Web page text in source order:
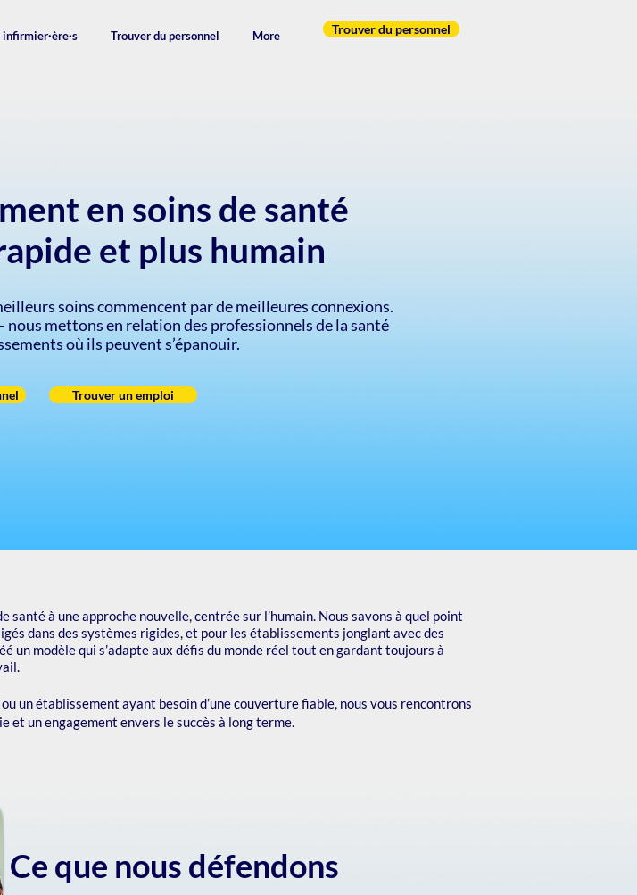
infirmier·ère·s Trouver du personnel More Trouver du personnel
en soins de santé
et plus humain
soins commencent par de meilleures connexions.
mettons en relation des professionnels de la santé
où ils peuvent s’épanouir.
Trouver un emploi
à une approche nouvelle, centrée sur l’humain. Nous savons à quel point
dans des systèmes rigides, et pour les établissements jonglant avec des
un modèle qui s’adapte aux défis du monde réel tout en gardant toujours à
un établissement ayant besoin d’une couverture fiable, nous vous rencontrons
et un engagement envers le succès à long terme.
Ce que nous défendons